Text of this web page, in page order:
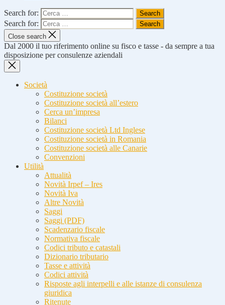
Search for:
Search for:
Close search
Dal 2000 il tuo riferimento online su fisco e tasse - da sempre a tua
disposizione per consulenze aziendali
Società
Costituzione società
Costituzione società all’estero
Cerca un’impresa
Bilanci
Costituzione società Ltd Inglese
Costituzione società in Romania
Costituzione società alle Canarie
Convenzioni
Utilità
Attualità
Novità Irpef – Ires
Novità Iva
Altre Novità
Saggi
Saggi (PDF)
Scadenzario fiscale
Normativa fiscale
Codici tributo e catastali
Dizionario tributario
Tasse e attività
Codici attività
Risposte agli interpelli e alle istanze di consulenza
giuridica
Ritenute